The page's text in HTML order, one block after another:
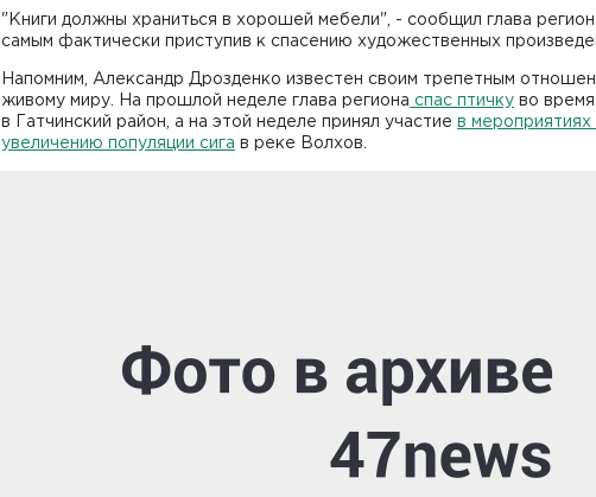
"Книги должны храниться в хорошей мебели", - сообщил глава
самым фактически приступив к спасению художественных
Напомним, Александр Дрозденко известен своим трепетным
живому миру. На прошлой неделе глава региона спас птичку во время
в Гатчинский район, а на этой неделе принял участие в
увеличению популяции сига в реке Волхов.